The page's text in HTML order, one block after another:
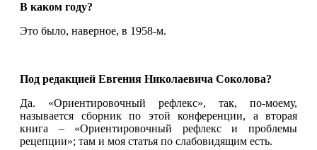
В каком году?
Это было, наверное, в 1958-м.
Под редакцией Евгения Николаевича Соколова?
Да. «Ориентировочный рефлекс», так, по-моему,
называется сборник по этой конференции, а вторая
книга – «Ориентировочный рефлекс и проблемы
рецепции»; там и моя статья по слабовидящим есть.